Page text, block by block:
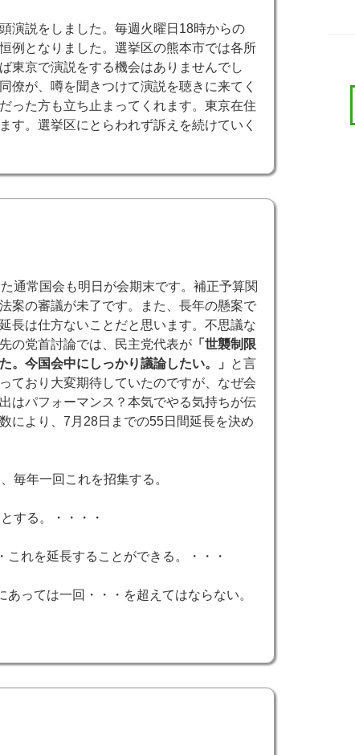
演説をしました。毎週火曜日18時からの
例となりました。選挙区の熊本市では各所
東京で演説をする機会はありませんでし
僚が、噂を聞きつけて演説を聴きに来てく
った方も立ち止まってくれます。東京在住
す。選挙区にとらわれず訴えを続けていく
通常国会も明日が会期末です。補正予算関
案の審議が未了です。また、長年の懸案で
長は仕方ないことだと思います。不思議な
の党首討論では、民主党代表が 「世襲制限
。今国会中にしっかり議論したい。」
と言
ており大変期待していたのですが、なぜ会
はパフォーマンス？本気でやる気持ちが伝
により、7月28日までの55日間延長を決め
毎年一回これを招集する。
する。・・・・
れを延長することができる。・・・
っては一回・・・を超えてはならない。